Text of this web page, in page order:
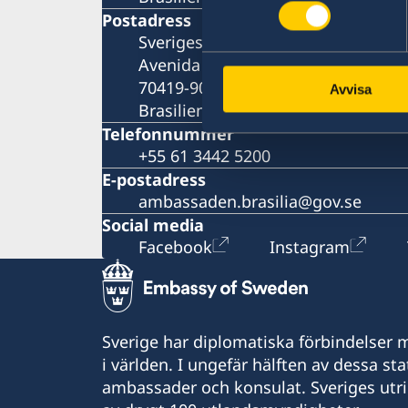
Avvisa
Postadress
Sveriges Ambassad i Brasilia
Avenida das Nações Qd. 807, Lote
70419-900, Brasília – DF
Brasilien
Telefonnummer
+55 61 3442 5200
E-postadress
ambassaden.brasilia@gov.se
Social media
Facebook
Instagram
Sverige har diplomatiska förbindelser
i världen. I ungefär hälften av dessa
ambassader och konsulat. Sveriges